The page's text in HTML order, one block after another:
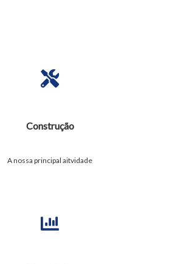
Construção
A nossa principal aitvidade